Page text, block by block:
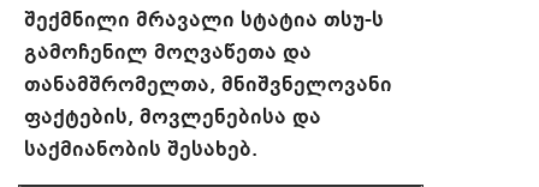
შექმნილი მრავალი სტატია თსუ-ს
გამოჩენილ მოღვაწეთა და
თანამშრომელთა, მნიშვნელოვანი
ფაქტების, მოვლენებისა და
საქმიანობის შესახებ.